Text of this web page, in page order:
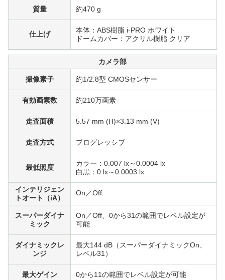
質量 約470 g
仕上げ
本体：ABS樹脂 i-PRO ホワイト
ドームカバー：アクリル樹脂 クリア
カメラ部
撮像素子 約1/2.8型 CMOSセンサー
有効画素数 約210万画素
走査面積 5.57 mm (H)×3.13 mm (V)
走査方式 プログレッシブ
最低照度
カラー：0.007 lx～0.0004 lx
白黒：0 lx～0.0003 lx
インテリジェン
トオート（iA）
On／Off
スーパーダイナ
ミック
On／Off、0から31の範囲でレベル設定が
可能
ダイナミックレ
ンジ
最大144 dB（スーパーダイナミックOn、
レベル31）
最大ゲイン 0から11の範囲でレベル設定が可能